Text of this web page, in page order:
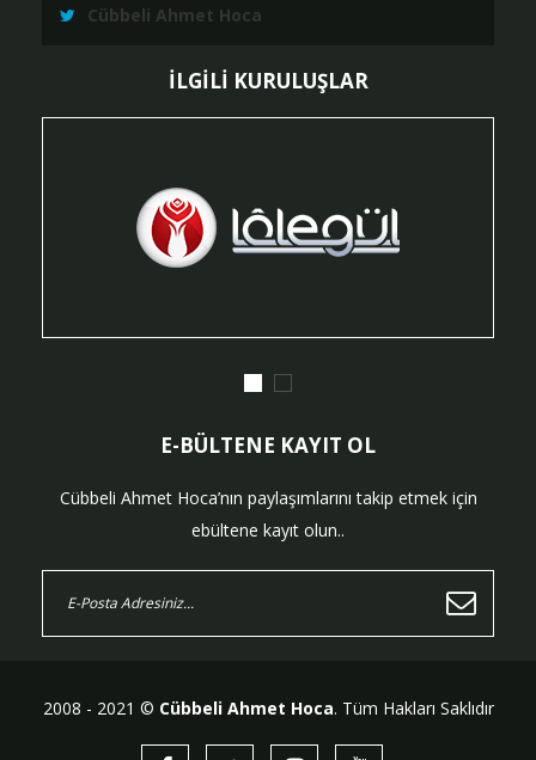
Cübbeli Ahmet Hoca
İLGİLİ KURULUŞLAR
E-BÜLTENE KAYIT OL
Cübbeli Ahmet Hoca’nın paylaşımlarını takip etmek için
ebültene kayıt olun..
2008 - 2021 © Cübbeli Ahmet Hoca. Tüm Hakları Saklıdır